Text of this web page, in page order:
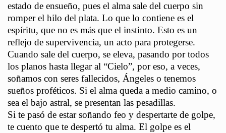
estado de ensueño, pues el alma sale del cuerpo sin
romper el hilo del plata. Lo que lo contiene es el
espíritu, que no es más que el instinto. Esto es un
reflejo de supervivencia, un acto para protegerse.
Cuando sale del cuerpo, se eleva, pasando por todos
los planos hasta llegar al “Cielo”, por eso, a veces,
soñamos con seres fallecidos, Ángeles o tenemos
sueños proféticos. Si el alma queda a medio camino, o
sea el bajo astral, se presentan las pesadillas.
Si te pasó de estar soñando feo y despertarte de golpe,
te cuento que te despertó tu alma. El golpe es el